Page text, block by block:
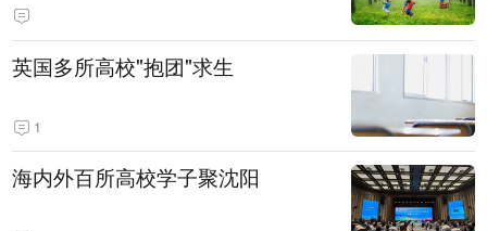
英国多所高校"抱团"求生
1
海内外百所高校学子聚沈阳